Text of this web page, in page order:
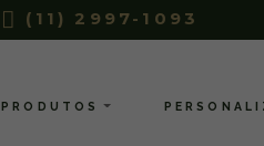
(11) 2997-1093
PRODUTOS